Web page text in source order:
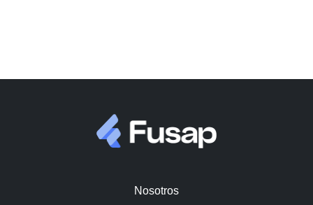
Nosotros